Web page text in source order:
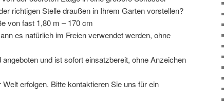
richtigen Stelle draußen in Ihrem Garten vorstellen?
von fast 1,80 m – 170 cm
es natürlich im Freien verwendet werden, ohne
und ist sofort einsatzbereit, ohne Anzeichen
erfolgen. Bitte kontaktieren Sie uns für ein